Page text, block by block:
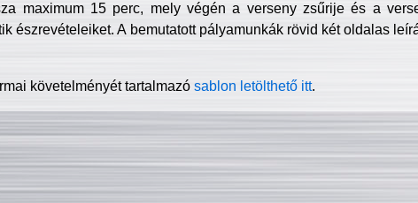
maximum 15 perc, mely végén a verseny zsűrije és a
észrevételeiket. A bemutatott pályamunkák rövid két oldalas
követelményét tartalmazósablon letölthető itt.